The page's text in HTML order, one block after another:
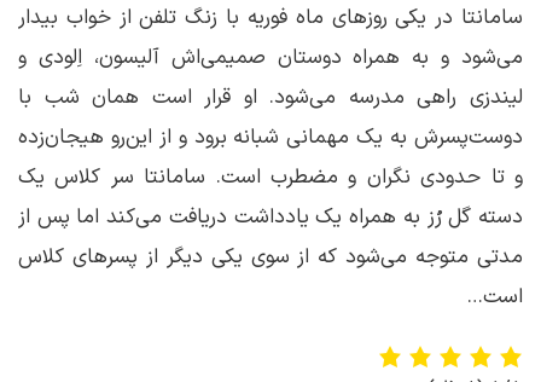
سامانتا در یکی روزهای ماه فوریه با زنگ تلفن از خواب بیدار
می‌شود و به همراه دوستان صمیمی‌اش آلیسون، اِلودی و
لیندزی راهی مدرسه می‌شود. او قرار است همان شب با
دوست‌پسرش به یک مهمانی شبانه برود و از این‌رو هیجان‌زده
و تا حدودی نگران و مضطرب است. سامانتا سر کلاس یک
دسته گل رُز به همراه یک یادداشت دریافت می‌کند اما پس از
مدتی متوجه می‌شود که از سوی یکی دیگر از پسرهای کلاس
است…